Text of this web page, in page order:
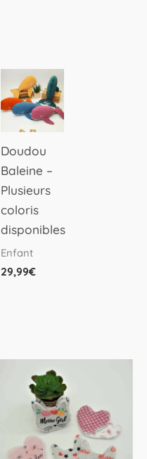
Doudou
Baleine –
Plusieurs
coloris
disponibles
Enfant
29,99€
produit
a
plusieurs
variations.
Les
options
peuvent
être
choisies
sur
produit
plusieurs
variations.